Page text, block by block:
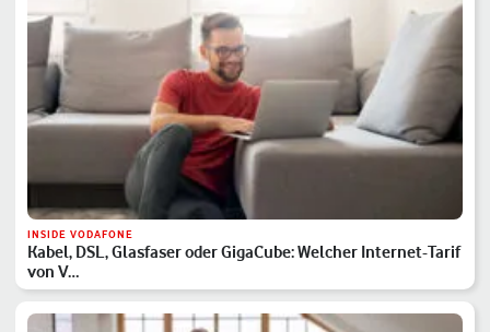
INSIDE VODAFONE
Kabel, DSL, Glasfaser oder GigaCube: Welcher Internet-Tarif
von V…